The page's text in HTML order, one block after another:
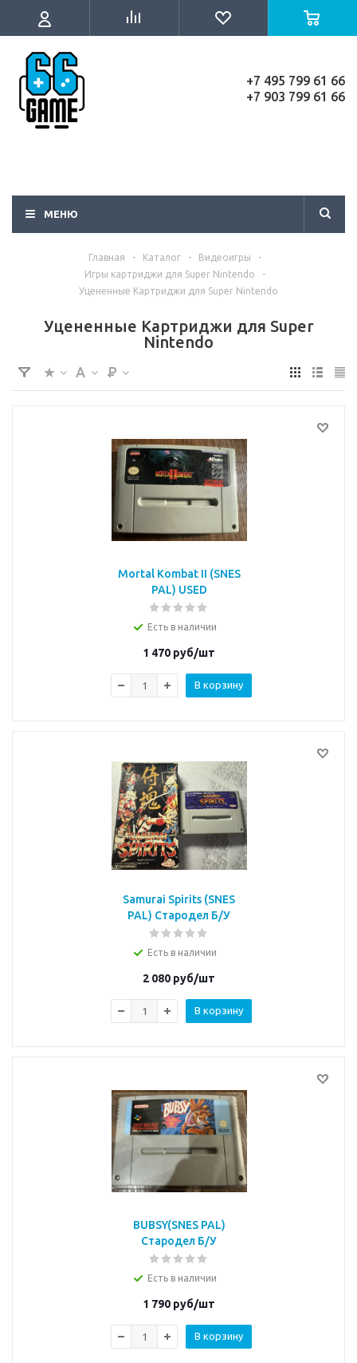
+7 495 799 61 66
+7 903 799 61 66
МЕНЮ
Главная - Каталог - Видеоигры
-
Игры картриджи для Super Nintendo
-
Уцененные Картриджи для Super Nintendo
Уцененные Картриджи для Super
Nintendo
Mortal Kombat II (SNES
PAL) USED
Есть в наличии
1 470 руб/шт
В корзину
Samurai Spirits (SNES
PAL) Стародел Б/У
Есть в наличии
2 080 руб/шт
В корзину
BUBSY(SNES PAL)
Стародел Б/У
Есть в наличии
1 790 руб/шт
В корзину